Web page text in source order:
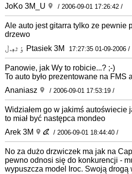
JoKo 3M_U
/ 2006-09-01 17:26:42 /
Ale auto jest gitarra tylko ze pewnie
drzewo
Panowie, jak Wy to robicie...? ;-)
To auto było prezentowane na FMS
Ananiasz
/ 2006-09-01 17:53:19 /
Widziałem go w jakimś autoświecie
to miał być następca mondeo
Arek 3M
/ 2006-09-01 18:44:40 /
No za dużo drzwiczek ma jak na
pewno odnosi się do konkurencji -
wypuszcza model Iroc. Swoją drogą